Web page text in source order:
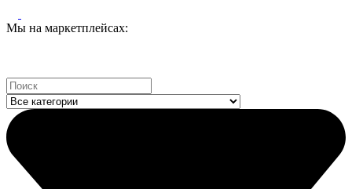
Мы на маркетплейсах:
Search
...